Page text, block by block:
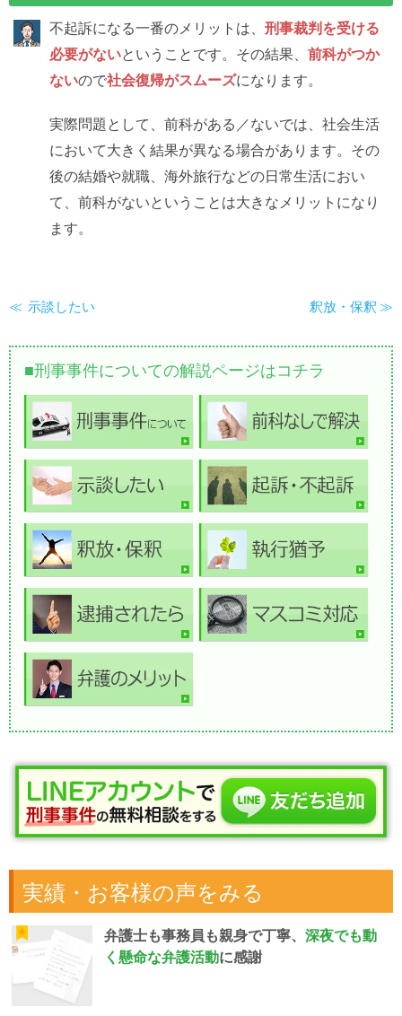
不起訴になる一番のメリットは、 刑事裁判を受ける
必要がないということです。その結果、 前科がつか
ないので社会復帰がスムーズになります。
実際問題として、前科がある／ないでは、社会生活
において大きく結果が異なる場合があります。その
後の結婚や就職、海外旅行などの日常生活におい
て、前科がないということは大きなメリットになり
ます。
示談したい 釈放・保釈
刑事事件についての解説ページはコチラ
実績・お客様の声をみる
弁護士も事務員も親身で丁寧、 深夜でも動
く懸命な弁護活動に感謝